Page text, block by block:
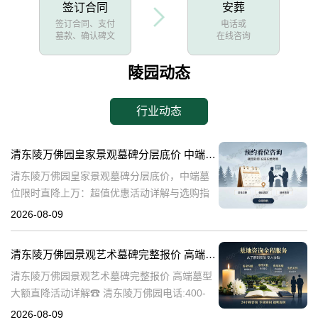
签订合同
签订合同、支付
墓款、确认碑文
安葬
电话或
在线咨询
陵园动态
行业动态
清东陵万佛园皇家景观墓碑分层底价 中端墓位限时直降上万：超值优惠活动详解与选购指南
清东陵万佛园皇家景观墓碑分层底价，中端墓
位限时直降上万：超值优惠活动详解与选购指
南☎ 清东陵万佛园电话:400-838-5063清东陵
2026-08-09
清东陵万佛园景观艺术墓碑完整报价 高端墓型大额直降活动详解
清东陵万佛园景观艺术墓碑完整报价 高端墓型
大额直降活动详解☎ 清东陵万佛园电话:400-
838-5063清东陵万佛园，作为中国著名的皇家
2026-08-09